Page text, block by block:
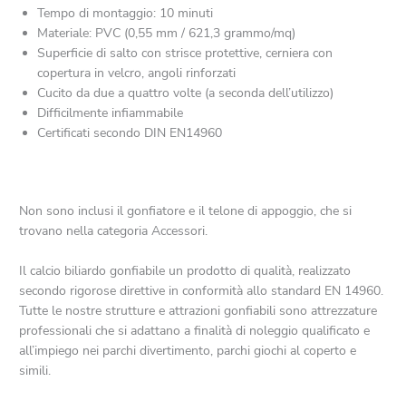
Tempo di montaggio: 10 minuti
Materiale: PVC (0,55 mm / 621,3 grammo/mq)
Superficie di salto con strisce protettive, cerniera con
copertura in velcro, angoli rinforzati
Cucito da due a quattro volte (a seconda dell’utilizzo)
Difficilmente infiammabile
Certificati secondo DIN EN14960
Non sono inclusi il gonfiatore e il telone di appoggio, che si
trovano nella categoria Accessori.
Il calcio biliardo gonfiabile un prodotto di qualità, realizzato
secondo rigorose direttive in conformità allo standard EN 14960.
Tutte le nostre strutture e attrazioni gonfiabili sono attrezzature
professionali che si adattano a finalità di noleggio qualificato e
all’impiego nei parchi divertimento, parchi giochi al coperto e
simili.